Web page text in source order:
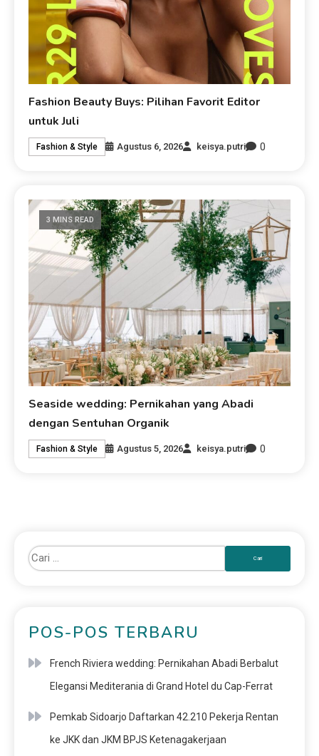
Fashion Beauty Buys: Pilihan Favorit Editor
untuk Juli
Fashion & Style Agustus 6, 2026 keisya.putri 0
3 MINS READ
Seaside wedding: Pernikahan yang Abadi
dengan Sentuhan Organik
Fashion & Style Agustus 5, 2026 keisya.putri 0
POS-POS TERBARU
French Riviera wedding: Pernikahan Abadi Berbalut
Elegansi Mediterania di Grand Hotel du Cap-Ferrat
Pemkab Sidoarjo Daftarkan 42.210 Pekerja Rentan
ke JKK dan JKM BPJS Ketenagakerjaan